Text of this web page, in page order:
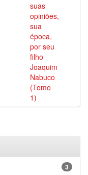
suas
opiniões,
sua
época,
por seu
filho
Joaquim
Nabuco
(Tomo
1)
3